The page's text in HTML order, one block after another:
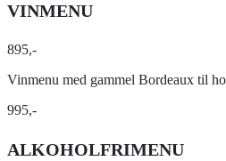
VINMENU
895,-
Vinmenu med gammel Bordeaux til
995,-
ALKOHOLFRIMENU